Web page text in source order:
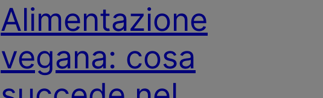
Alimentazione
vegana: cosa